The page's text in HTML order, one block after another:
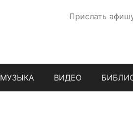
Прислать
МУЗЫКА ВИДЕО